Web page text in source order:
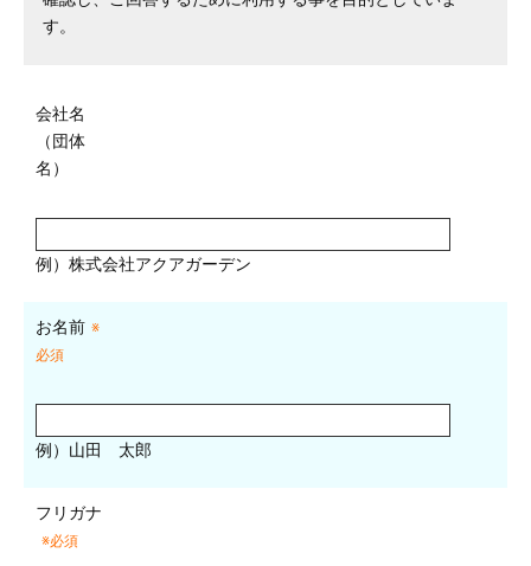
す。
会社名
（団体
名）
例）株式会社アクアガーデン
お名前 ※
必須
例）山田 太郎
フリガナ
※必須